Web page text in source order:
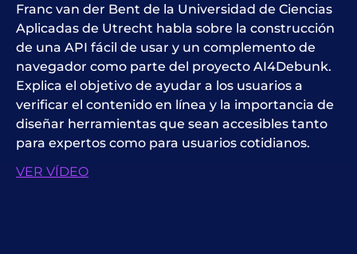
Franc van der Bent de la Universidad de Ciencias
Aplicadas de Utrecht habla sobre la construcción
de una API fácil de usar y un complemento de
navegador como parte del proyecto AI4Debunk.
Explica el objetivo de ayudar a los usuarios a
verificar el contenido en línea y la importancia de
diseñar herramientas que sean accesibles tanto
para expertos como para usuarios cotidianos.
VER VÍDEO